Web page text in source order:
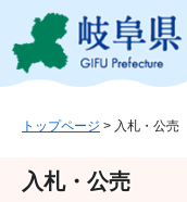
ジ
ュ
トップページ > 入札・公売
入札・公売